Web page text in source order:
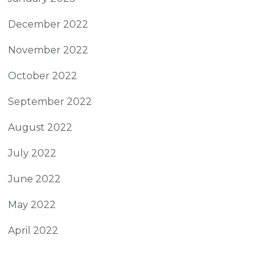
December 2022
November 2022
October 2022
September 2022
August 2022
July 2022
June 2022
May 2022
April 2022